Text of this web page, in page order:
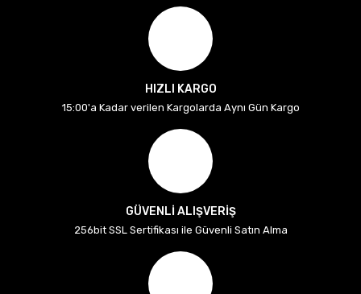
HIZLI KARGO
15:00'a Kadar verilen Kargolarda Aynı Gün Kargo
GÜVENLİ ALIŞVERİŞ
256bit SSL Sertifikası ile Güvenli Satın Alma